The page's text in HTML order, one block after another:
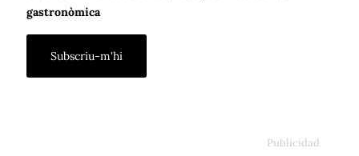
gastronòmica